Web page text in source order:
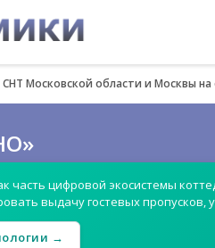
Московской области и Москвы
часть цифровой экосистемы
выдачу гостевых
→